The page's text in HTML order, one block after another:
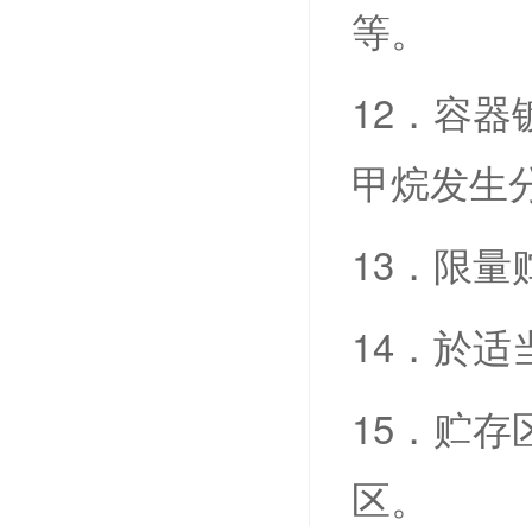
等。
12．容器
甲烷发生
13．限量
14．於适
15．贮存
区。